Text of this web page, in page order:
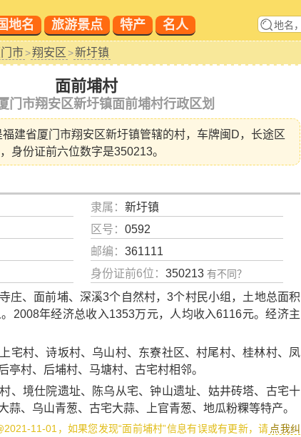
地名 旅游景点 特产 名人
市>翔安区 >新圩镇
面前埔村
门市翔安区新圩镇面前埔村行政区划
福建省厦门市翔安区新圩镇管辖的村，车牌闽D，长途区
身份证前六位数字是350213。
隶属： 新圩镇
区号： 0592
邮编： 361111
身份证前6位： 350213 有不同？
、面前埔、深溪3个自然村，3个村民小组，土地总面积
2008年经济总收入1353万元，人均收入6116元。经济主
村、诗坂村、乌山村、东寮社区、村尾村、桂林村、凤
亭村、后埔村、马塘村、古宅村相邻。
、 境仕院遗址、 陈乌从宅、钟山遗址、 姑井砖塔、 古宅十
蒜、 乌山青葱、 古宅大蒜、 上官青葱、 地瓜粉粿等特产。
11-01，如果您发现“面前埔村”信息有误或有更新，请 点我纠